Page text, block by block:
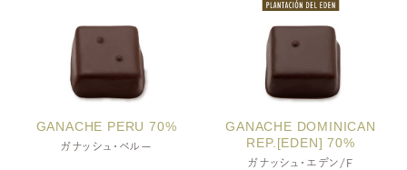
GANACHE PERU 70%
ガナッシュ・ペルー
GANACHE DOMINICAN
REP.[EDEN] 70%
ガナッシュ・エデン/F